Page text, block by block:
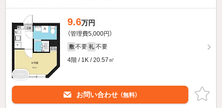
9.6万円
（管理費5,000円）
敷 不要 礼 不要
4階 / 1K / 20.57㎡
お問い合わせ （無料）